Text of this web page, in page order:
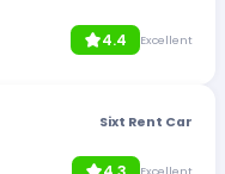
4.4 Excellent
Sixt Rent Car